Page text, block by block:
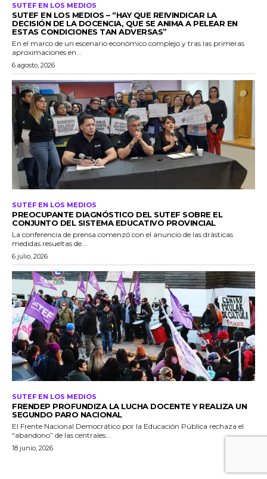
SUTEF EN LOS MEDIOS
SUTEF EN LOS MEDIOS – “HAY QUE REIVINDICAR LA
DECISIÓN DE LA DOCENCIA, QUE SE ANIMA A PELEAR EN
ESTAS CONDICIONES TAN ADVERSAS”
En el marco de un escenario económico complejo y tras las primeras
aproximaciones en...
6 agosto, 2026
SUTEF EN LOS MEDIOS
PREOCUPANTE DIAGNÓSTICO DEL SUTEF SOBRE EL
CONJUNTO DEL SISTEMA EDUCATIVO PROVINCIAL
La conferencia de prensa comenzó con el anuncio de las drásticas
medidas resueltas de...
6 julio, 2026
SUTEF EN LOS MEDIOS
FRENDEP PROFUNDIZA LA LUCHA DOCENTE Y REALIZA UN
SEGUNDO PARO NACIONAL
El Frente Nacional Democrático por la Educación Pública rechaza el
“abandono” de las centrales...
18 junio, 2026